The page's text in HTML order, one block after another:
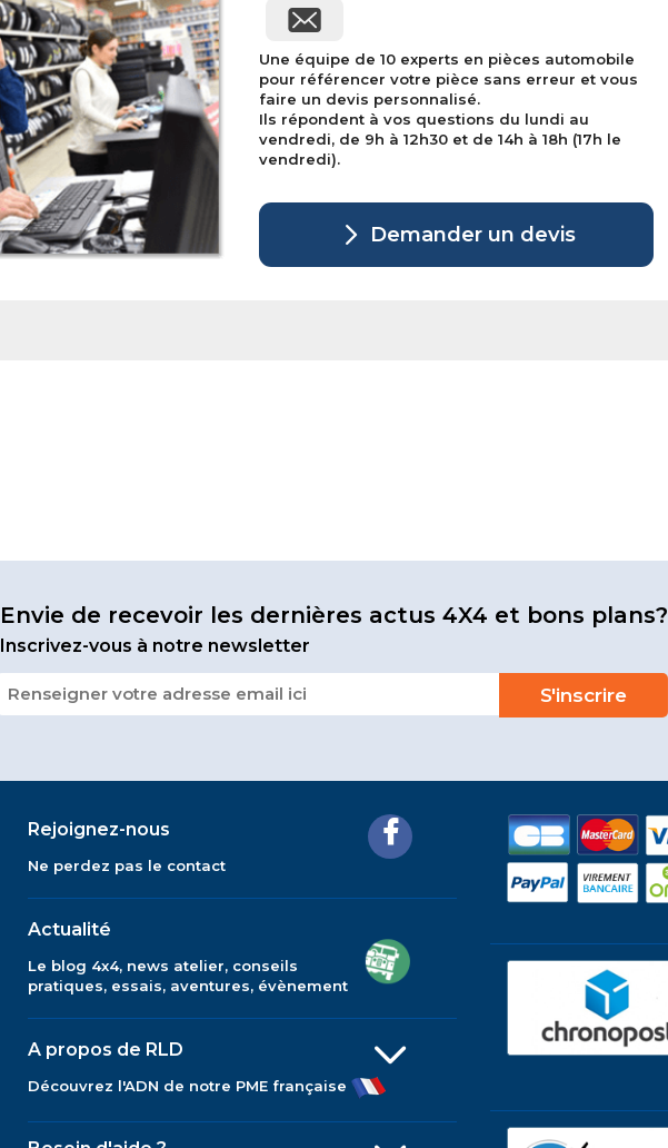
Une équipe de 10 experts en pièces automobile
pour référencer votre pièce sans erreur et vous
faire un devis personnalisé.
Ils répondent à vos questions du lundi au
vendredi, de 9h à 12h30 et de 14h à 18h (17h le
vendredi).
Demander un devis
Envie de recevoir les dernières actus 4X4 et bons plans?
Inscrivez-vous à notre newsletter
Rejoignez-nous
Ne perdez pas le contact
Actualité
Le blog 4x4, news atelier, conseils
pratiques, essais, aventures, évènement
A propos de RLD
Découvrez l'ADN de notre PME française